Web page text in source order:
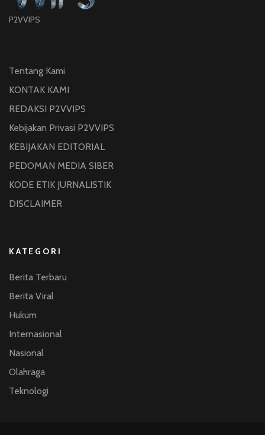
P2VVIPS
Tentang Kami
KONTAK KAMI
REDAKSI P2VVIPS
Kebijakan Privasi P2VVIPS
KEBIJAKAN EDITORIAL
PEDOMAN MEDIA SIBER
KODE ETIK JURNALISTIK
DISCLAIMER
KATEGORI
Berita Terbaru
Berita Viral
Hukum
Internasional
Nasional
Olahraga
Teknologi